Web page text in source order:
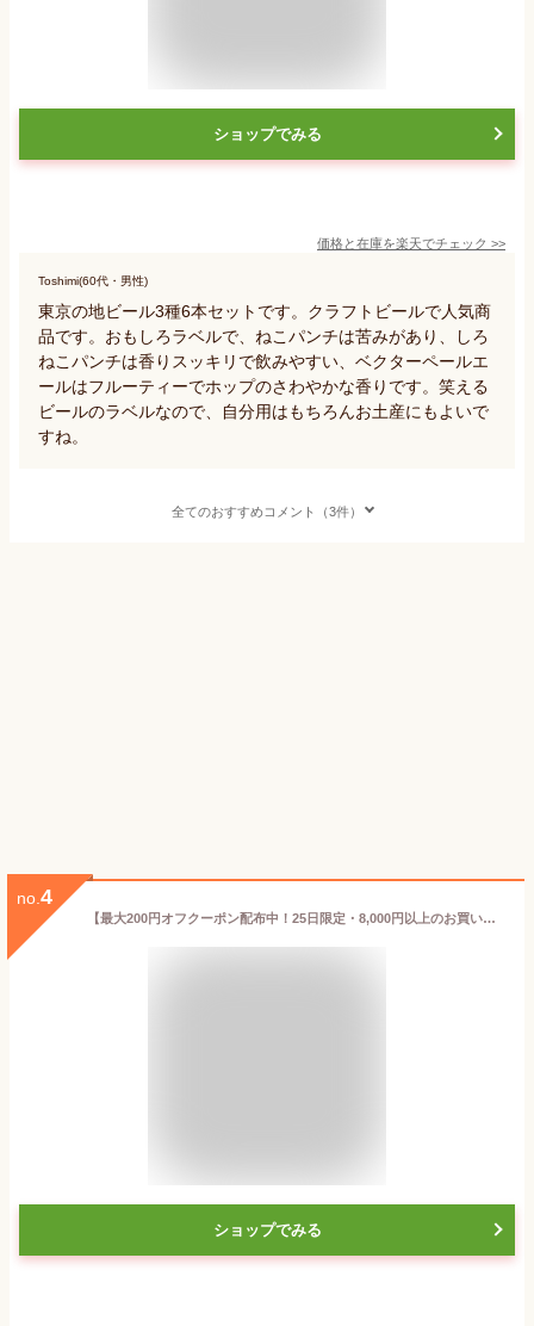
ショップでみる
価格と在庫を楽天でチェック >>
Toshimi(60代・男性)
東京の地ビール3種6本セットです。クラフトビールで人気商
品です。おもしろラベルで、ねこパンチは苦みがあり、しろ
ねこパンチは香りスッキリで飲みやすい、ベクターペールエ
ールはフルーティーでホップのさわやかな香りです。笑える
ビールのラベルなので、自分用はもちろんお土産にもよいで
すね。
全てのおすすめコメント（3件）
no. 4
【最大200円オフクーポン配布中！25日限定・8,000円以上のお買い物で利用可】ビール 東京×京都 世界のTOKYO×KYOTO クラフトビール 4種4本 飲み比べセット 瓶 お酒 父の日 ギフト
ショップでみる